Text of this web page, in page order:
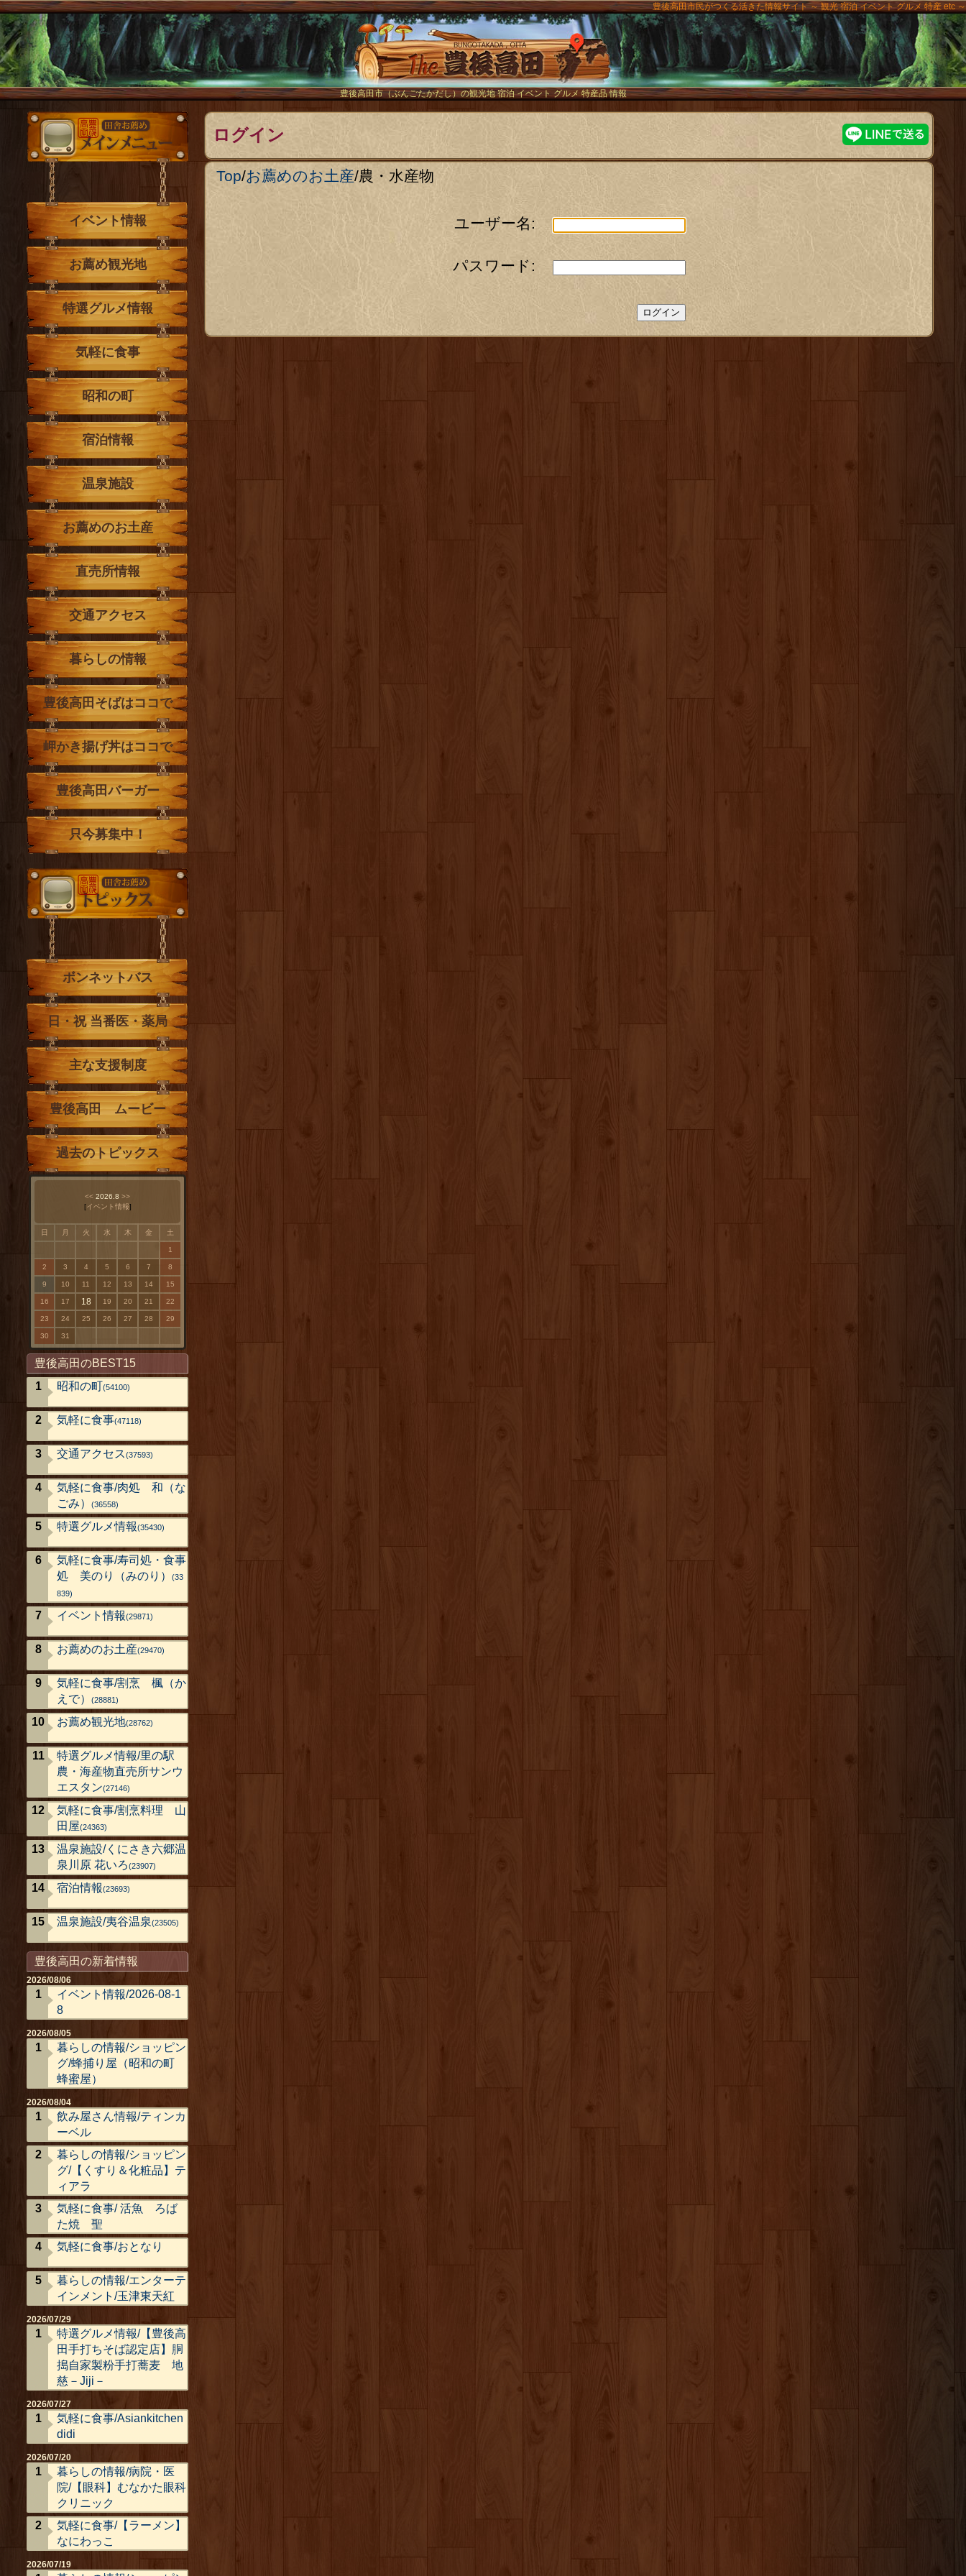
豊後高田市民がつくる活きた情報サイト ～ 観光 宿泊 イベント グルメ 特産 etc ～
The豊後高田
豊後高田市（ぶんごたかだし）の観光地 宿泊 イベント グルメ 特産品 情報
ログイン
Top/お薦めのお土産/農・水産物
ユーザー名:
パスワード:
メインメニュー
イベント情報
お薦め観光地
特選グルメ情報
気軽に食事
昭和の町
宿泊情報
温泉施設
お薦めのお土産
直売所情報
交通アクセス
暮らしの情報
豊後高田そばはココで
岬かき揚げ丼はココで
豊後高田バーガー
只今募集中！
ボンネットバス
日・祝 当番医・薬局
主な支援制度
豊後高田 ムービー
過去のトピックス
<< 2026.8 >>
[イベント情報]
日 月 火 水 木 金 土
1
2 3 4 5 6 7 8
9 10 11 12 13 14 15
16 17 18 19 20 21 22
23 24 25 26 27 28 29
30 31
豊後高田のBEST15
昭和の町(54100)
気軽に食事(47118)
交通アクセス(37593)
気軽に食事/肉処 和（な
ごみ）
(36558)
特選グルメ情報(35430)
気軽に食事/寿司処・食事
処 美のり（みのり）
(33
839)
イベント情報(29871)
お薦めのお土産(29470)
気軽に食事/割烹 楓（か
えで）
(28881)
お薦め観光地(28762)
特選グルメ情報/里の駅
農・海産物直売所サンウ
エスタン(27146)
気軽に食事/割烹料理 山
田屋(24363)
温泉施設/くにさき六郷温
泉川原 花いろ(23907)
宿泊情報(23693)
温泉施設/夷谷温泉(23505)
豊後高田の新着情報
2026/08/06
イベント情報/2026-08-1
8
2026/08/05
暮らしの情報/ショッピン
グ/蜂捕り屋（昭和の町
蜂蜜屋）
2026/08/04
飲み屋さん情報/ティンカ
ーベル
暮らしの情報/ショッピン
グ/【くすり＆化粧品】テ
ィアラ
気軽に食事/ 活魚 ろば
た焼 聖
気軽に食事/おとなり
暮らしの情報/エンターテ
インメント/玉津東天紅
2026/07/29
特選グルメ情報/【豊後高
田手打ちそば認定店】胴
搗自家製粉手打蕎麦 地
慈－Jiji－
2026/07/27
気軽に食事/Asiankitchen
didi
2026/07/20
暮らしの情報/病院・医
院/【眼科】むなかた眼科
クリニック
気軽に食事/【ラーメン】
なにわっこ
2026/07/19